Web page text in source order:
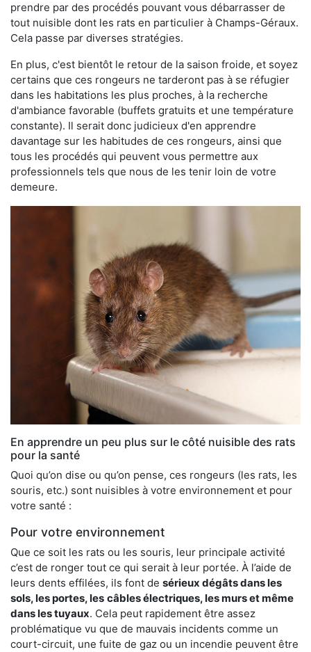
prendre par des procédés pouvant vous débarrasser de
tout nuisible dont les rats en particulier à Champs-Géraux.
Cela passe par diverses stratégies.
En plus, c'est bientôt le retour de la saison froide, et soyez
certains que ces rongeurs ne tarderont pas à se réfugier
dans les habitations les plus proches, à la recherche
d'ambiance favorable (buffets gratuits et une température
constante). Il serait donc judicieux d'en apprendre
davantage sur les habitudes de ces rongeurs, ainsi que
tous les procédés qui peuvent vous permettre aux
professionnels tels que nous de les tenir loin de votre
demeure.
En apprendre un peu plus sur le côté nuisible des rats
pour la santé
Quoi qu’on dise ou qu’on pense, ces rongeurs (les rats, les
souris, etc.) sont nuisibles à votre environnement et pour
votre santé :
Pour votre environnement
Que ce soit les rats ou les souris, leur principale activité
c’est de ronger tout ce qui serait à leur portée. À l’aide de
leurs dents effilées, ils font de sérieux dégâts dans les
sols, les portes, les câbles électriques, les murs et même
dans les tuyaux. Cela peut rapidement être assez
problématique vu que de mauvais incidents comme un
court-circuit, une fuite de gaz ou un incendie peuvent être